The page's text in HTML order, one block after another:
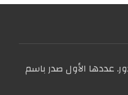
عددها الأول صدر باسم